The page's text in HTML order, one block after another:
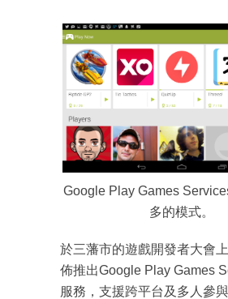
Google Play Games
多的模式。
於三藩市的遊戲開發者大會
佈推出Google Play Games
服務，支援跨平台及多人參